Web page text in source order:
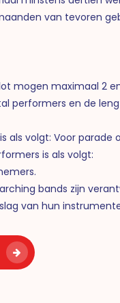
van tevoren
mogen maximaal 2
performers en de
als volgt:Voor parade
is als volgt:
bands zijn
van hun